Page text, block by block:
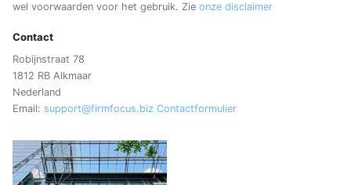
wel voorwaarden voor het gebruik. Zie onze disclaimer
Contact
Robijnstraat 78
1812 RB Alkmaar
Nederland
Email: support@firmfocus.biz Contactformulier